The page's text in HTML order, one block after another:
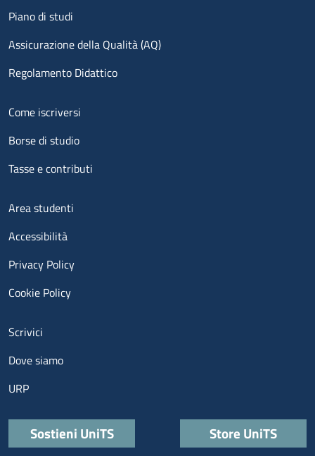
Piano di studi
Assicurazione della Qualità (AQ)
Regolamento Didattico
Menu footer 2
Come iscriversi
Borse di studio
Tasse e contributi
Menu footer 3
Area studenti
Accessibilità
Privacy Policy
Cookie Policy
Menu contatti
Scrivici
Dove siamo
URP
Quick links
Sostieni UniTS Store UniTS